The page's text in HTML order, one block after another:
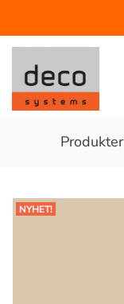
Skip
content
Produkter
NYHET!